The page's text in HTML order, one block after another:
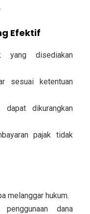
Efektif
yang disediakan
sesuai ketentuan
dikurangkan
pajak tidak
melanggar hukum.
dana